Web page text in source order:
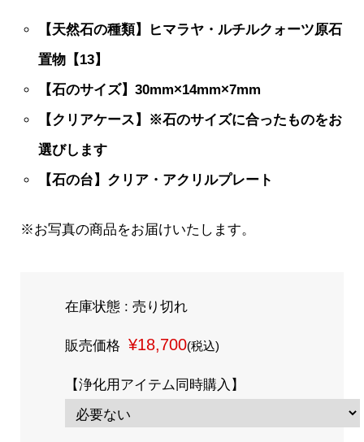
【天然石の種類】ヒマラヤ・ルチルクォーツ原石
置物【13】
【石のサイズ】30mm×14mm×7mm
【クリアケース】※石のサイズに合ったものをお
選びします
【石の台】クリア・アクリルプレート
※お写真の商品をお届けいたします。
在庫状態 : 売り切れ
販売価格 ¥18,700(税込)
【浄化用アイテム同時購入】